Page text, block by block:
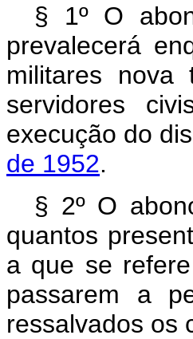
§ 1º O
prevalecerá
militares
servidores
execução do
de 1952.
§ 2º O
quantos
a que se
passarem a
ressalvados os